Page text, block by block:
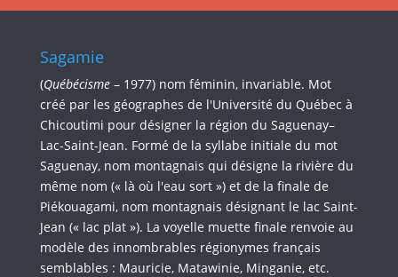
Sagamie
(Québécisme – 1977) nom féminin, invariable. Mot
créé par les géographes de l'Université du Québec à
Chicoutimi pour désigner la région du Saguenay–
Lac-Saint-Jean. Formé de la syllabe initiale du mot
Saguenay, nom montagnais qui désigne la rivière du
même nom (« là où l'eau sort ») et de la finale de
Piékouagami, nom montagnais désignant le lac Saint-
Jean (« lac plat »). La voyelle muette finale renvoie au
modèle des innombrables régionymes français
semblables : Mauricie, Matawinie, Minganie, etc.